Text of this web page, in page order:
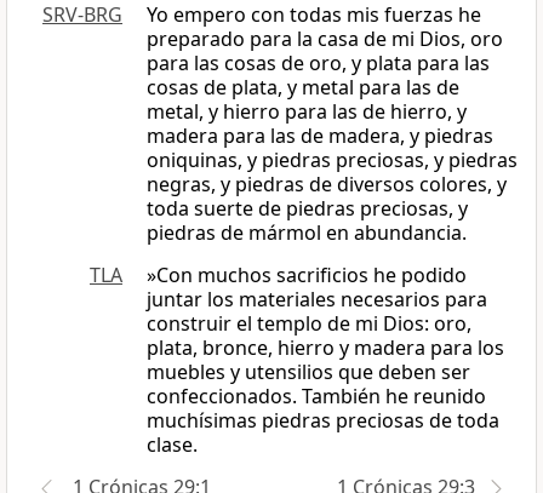
SRV-BRG
Yo empero con todas mis fuerzas he
preparado para la casa de mi Dios, oro
para las cosas de oro, y plata para las
cosas de plata, y metal para las de
metal, y hierro para las de hierro, y
madera para las de madera, y piedras
oniquinas, y piedras preciosas, y piedras
negras, y piedras de diversos colores, y
toda suerte de piedras preciosas, y
piedras de mármol en abundancia.
TLA
»Con muchos sacrificios he podido
juntar los materiales necesarios para
construir el templo de mi Dios: oro,
plata, bronce, hierro y madera para los
muebles y utensilios que deben ser
confeccionados. También he reunido
muchísimas piedras preciosas de toda
clase.
1 Crónicas 29:1
1 Crónicas 29:3